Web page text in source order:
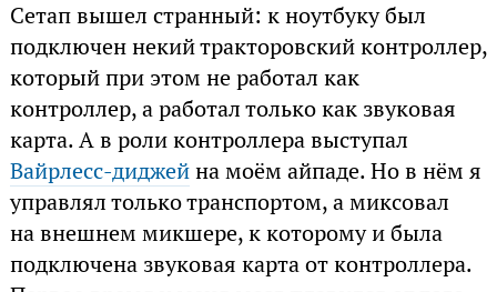
Сетап вышел странный: к ноутбуку был
подключен некий тракторовский контроллер,
который при этом не работал как
контроллер, а работал только как звуковая
карта. А в роли контроллера выступал
Вайрлесс-диджейна моём айпаде. Но в нём я
управлял только транспортом, а миксовал
на внешнем микшере, к которому и была
подключена звуковая карта от контроллера.